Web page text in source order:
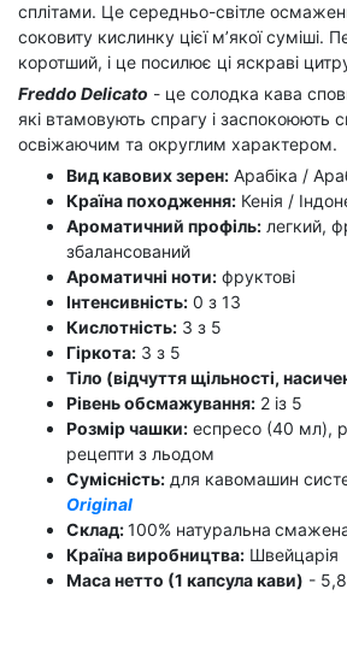
сплітами. Це середньо-світле
соковиту кислинку цієї м’якої суміші.
коротший, і це посилює ці яскраві
Freddo Delicato - це солодка кава
які втамовують спрагу і заспокоюють
освіжаючим та округлим характером.
Вид кавових зерен: Арабіка /
Країна походження: Кенія /
Ароматичний профіль: легкий,
збалансований
Ароматичні ноти: фруктові
Інтенсивність: 0 з 13
Кислотність: 3 з 5
Гіркота: 3 з 5
Тіло (відчуття щільності,
Рівень обсмажування: 2 із 5
Розмір чашки: еспресо (40 мл),
рецепти з льодом
Сумісність: для кавомашин
Original
Склад:100% натуральна
Країна виробництва: Швейцарія
Маса нетто (1 капсула кави) -